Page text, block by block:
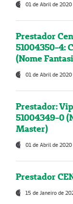
01 de Abril de 2020
Prestador
51004350-4:
(Nome
01 de Abril de 2020
Prestador:
51004349-0
Master)
01 de Abril de 2020
Prestador
15 de Janeiro de